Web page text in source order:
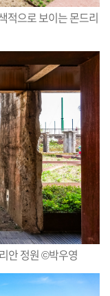
적으로 보이는 몬드리
안 정원 ©박우영